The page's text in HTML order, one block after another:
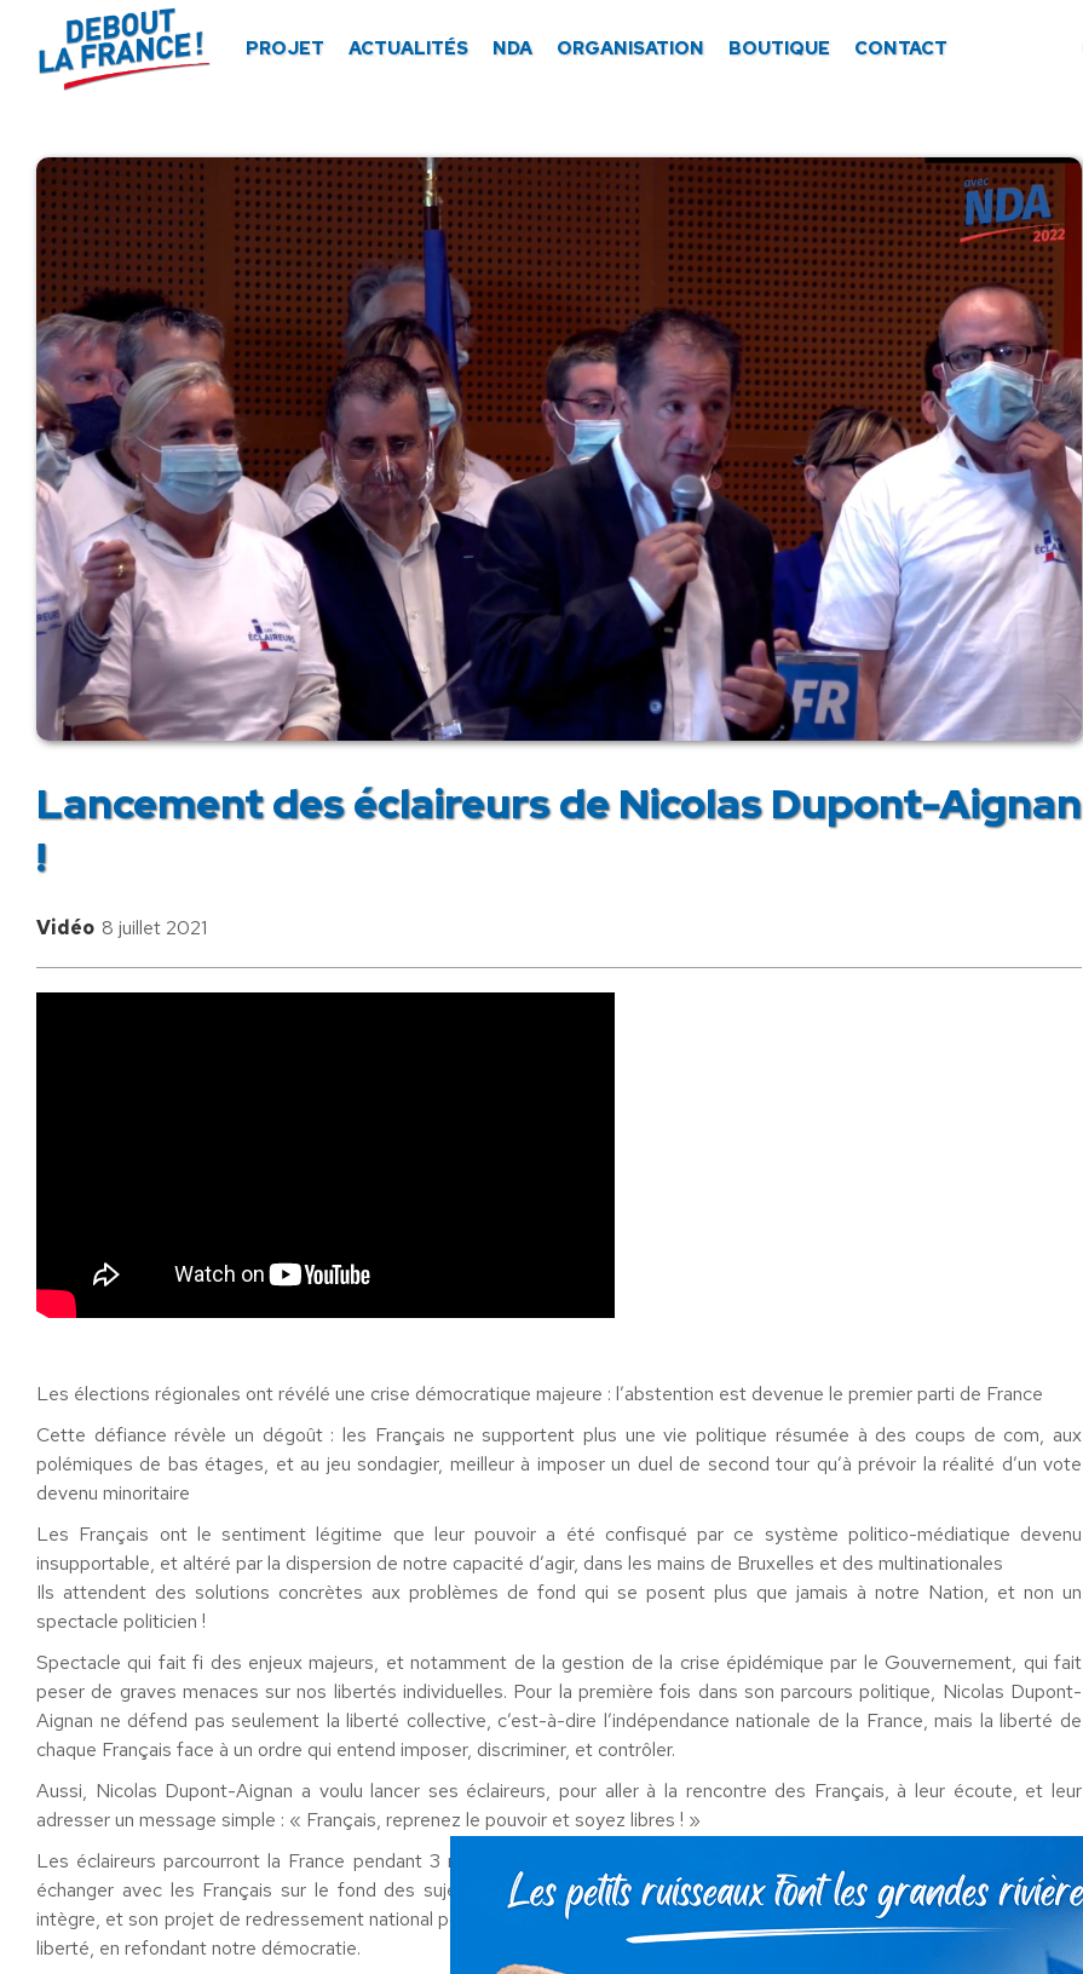
PROJET ACTUALITÉS NDA ORGANISATION BOUTIQUE CONTACT
Lancement des éclaireurs de Nicolas Dupont-Aignan
!
Vidéo 8 juillet 2021
Les élections régionales ont révélé une crise démocratique majeure : l’abstention est devenue le premier parti de France
Cette défiance révèle un dégoût : les Français ne supportent plus une vie politique résumée à des coups de com, aux
polémiques de bas étages, et au jeu sondagier, meilleur à imposer un duel de second tour qu’à prévoir la réalité d’un vote
devenu minoritaire
Les Français ont le sentiment légitime que leur pouvoir a été confisqué par ce système politico-médiatique devenu
insupportable, et altéré par la dispersion de notre capacité d’agir, dans les mains de Bruxelles et des multinationales
Ils attendent des solutions concrètes aux problèmes de fond qui se posent plus que jamais à notre Nation, et non un
spectacle politicien !
Spectacle qui fait fi des enjeux majeurs, et notamment de la gestion de la crise épidémique par le Gouvernement, qui fait
peser de graves menaces sur nos libertés individuelles. Pour la première fois dans son parcours politique, Nicolas Dupont-
Aignan ne défend pas seulement la liberté collective, c’est-à-dire l’indépendance nationale de la France, mais la liberté de
chaque Français face à un ordre qui entend imposer, discriminer, et contrôler.
Aussi, Nicolas Dupont-Aignan a voulu lancer ses éclaireurs, pour aller à la rencontre des Français, à leur écoute, et leur
adresser un message simple : « Français, reprenez le pouvoir et soyez libres ! »
Les éclaireurs parcourront la France pendant 3 mois, avec pour objectif de sonner à 1 million de portes. Ils pourront ainsi
échanger avec les Français sur le fond des sujets, leur présenter la démarche de Nicolas Dupont-Aignan, son parcours
intègre, et son projet de redressement national pour rendre à la France son indépendance et aux Français leur pouvoir et leur
liberté, en refondant notre démocratie.
Panneau de gestion des cookies